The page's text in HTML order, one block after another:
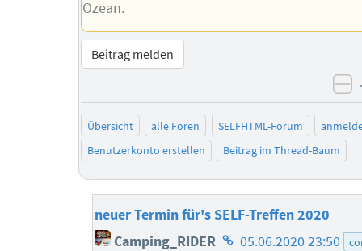
Ozean.
Beitrag melden
Übersicht alle Foren SELFHTML-Forum
Benutzerkonto erstellen
Beitrag im Thread-Baum
neuer Termin für's SELF-Treffen 2020
Camping_RIDER Homepage
05.06.2020 23:50